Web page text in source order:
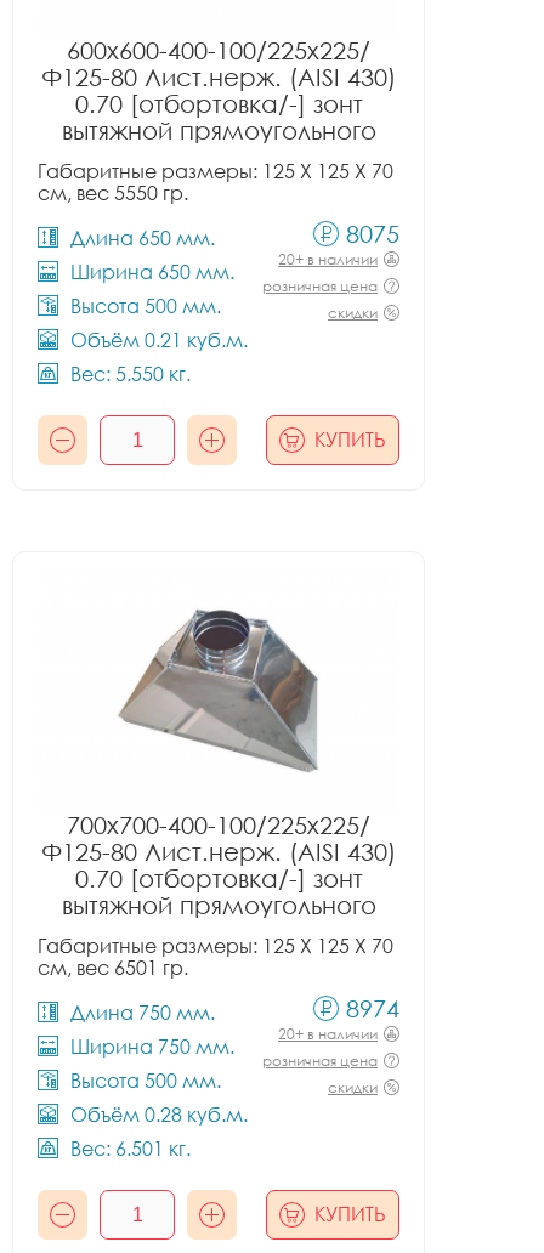
600x600-400-100/225x225/
Ф125-80 Лист.нерж. (AISI 430)
0.70 [отбортовка/-] зонт
вытяжной прямоугольного
сечения тип 2
Габаритные размеры: 125 X 125 X 70
см, вес 5550 гр.
Длина 650 мм.
Ширина 650 мм.
Высота 500 мм.
Объём 0.21 куб.м.
Вес: 5.550 кг.
8075
20+ в наличии
розничная цена
скидки
КУПИТЬ
700x700-400-100/225x225/
Ф125-80 Лист.нерж. (AISI 430)
0.70 [отбортовка/-] зонт
вытяжной прямоугольного
сечения тип 2
Габаритные размеры: 125 X 125 X 70
см, вес 6501 гр.
Длина 750 мм.
Ширина 750 мм.
Высота 500 мм.
Объём 0.28 куб.м.
Вес: 6.501 кг.
8974
20+ в наличии
розничная цена
скидки
КУПИТЬ